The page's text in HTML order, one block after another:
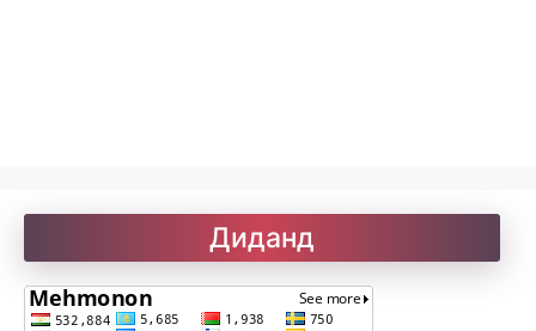
Рефератҳо-2
Рубоиёти Хайём
Диданд